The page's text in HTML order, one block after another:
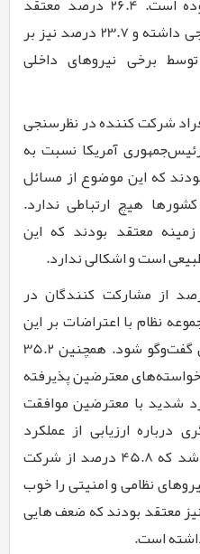
داشته و23.7درصد نیز بر
برخی نیروهای داخلی
شرکت کننده در نظرسنجی
آمریکا نسبت به
که این موضوع از مسائل
هیچ ارتباطی ندارد.
معتقد بودند که این
است و اشکالی ندارد.
از مشارکت کنندگان در
نظام با اعتراضات بر این
گفت‌وگو شود. همچنین35.2
خواسته‌های معترضین پذیرفته
شدید با معترضین موافقت
ارزیابی از عملکرد
شد که45.8 درصد از شرکت
نظامی و امنیتی را خوب
معتقد بودند که ضعف هایی
است.